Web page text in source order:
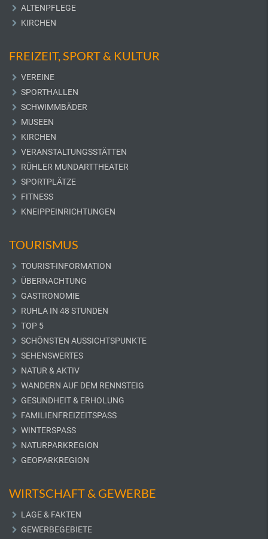
ALTENPFLEGE
KIRCHEN
FREIZEIT, SPORT & KULTUR
VEREINE
SPORTHALLEN
SCHWIMMBÄDER
MUSEEN
KIRCHEN
VERANSTALTUNGSSTÄTTEN
RÜHLER MUNDARTTHEATER
SPORTPLÄTZE
FITNESS
KNEIPPEINRICHTUNGEN
TOURISMUS
TOURIST-INFORMATION
ÜBERNACHTUNG
GASTRONOMIE
RUHLA IN 48 STUNDEN
TOP 5
SCHÖNSTEN AUSSICHTSPUNKTE
SEHENSWERTES
NATUR & AKTIV
WANDERN AUF DEM RENNSTEIG
GESUNDHEIT & ERHOLUNG
FAMILIENFREIZEITSPASS
WINTERSPASS
NATURPARKREGION
GEOPARKREGION
WIRTSCHAFT & GEWERBE
LAGE & FAKTEN
GEWERBEGEBIETE